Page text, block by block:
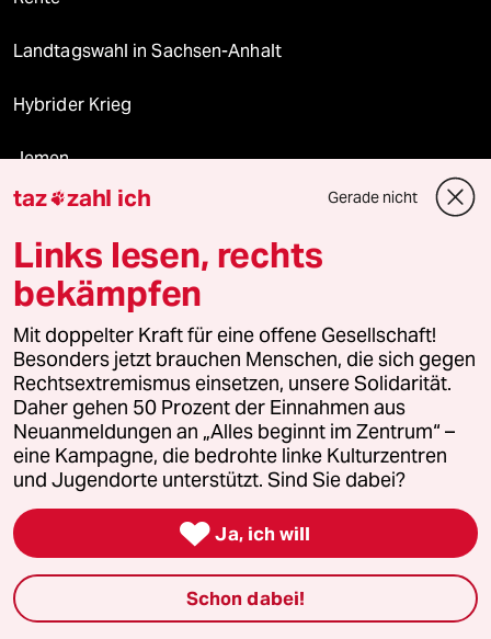
Landtagswahl in Sachsen-Anhalt
Hybrider Krieg
Jemen
Ceuta
Hitze
Verlag
Aktuelles
Hausblog
Die Seitenwende
Stellen
taz zahl ich Gerade nicht
Links lesen, rechts
bekämpfen
Mit doppelter Kraft für eine offene Gesellschaft!
Besonders jetzt brauchen Menschen, die sich gegen
Rechtsextremismus einsetzen, unsere Solidarität.
Daher gehen 50 Prozent der Einnahmen aus
Neuanmeldungen an „Alles beginnt im Zentrum“ –
eine Kampagne, die bedrohte linke Kulturzentren
und Jugendorte unterstützt. Sind Sie dabei?
 Ja, ich will
Schon dabei!